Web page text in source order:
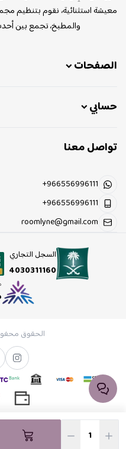
معيشة استثنائية، نقوم بتنظيم
والمطبخ، تجمع بين
الصفحات
حسابي
تواصل معنا
+966556996111
+966556996111
roomlyne@gmail.com
السجل التجاري
4030311160
الحقوق محفوظة